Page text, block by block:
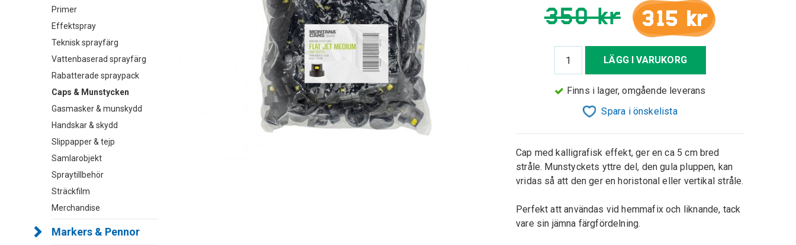
Primer
Effektspray
Teknisk sprayfärg
Vattenbaserad sprayfärg
Rabatterade spraypack
Caps & Munstycken
Gasmasker & munskydd
Handskar & skydd
Slippapper & tejp
Samlarobjekt
Spraytillbehör
Sträckfilm
Merchandise
Markers & Pennor
350 kr 315 kr
LÄGG I VARUKORG
Finns i lager, omgående leverans
Spara i önskelista
Cap med kalligrafisk effekt, ger en ca 5 cm bred
stråle. Munstyckets yttre del, den gula pluppen, kan
vridas så att den ger en horistonal eller vertikal stråle.
Perfekt att användas vid hemmafix och liknande, tack
vare sin jämna färgfördelning.